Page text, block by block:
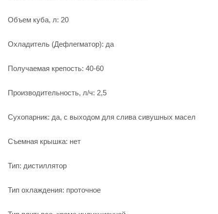
Объем куба, л: 20
Охладитель (Дефлегматор): да
Получаемая крепость: 40-60
Производительность, л/ч: 2,5
Сухопарник: да, с выходом для слива сивушных масел
Съемная крышка: нет
Тип: дистиллятор
Тип охлаждения: проточное